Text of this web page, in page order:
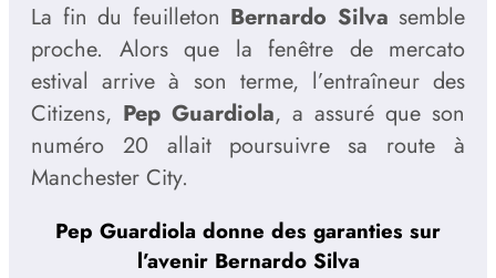
La fin du feuilleton Bernardo Silva semble
proche. Alors que la fenêtre de mercato
estival arrive à son terme, l’entraîneur des
Citizens, Pep Guardiola, a assuré que son
numéro 20 allait poursuivre sa route à
Manchester City.
Pep Guardiola donne des garanties sur
l’avenir Bernardo Silva